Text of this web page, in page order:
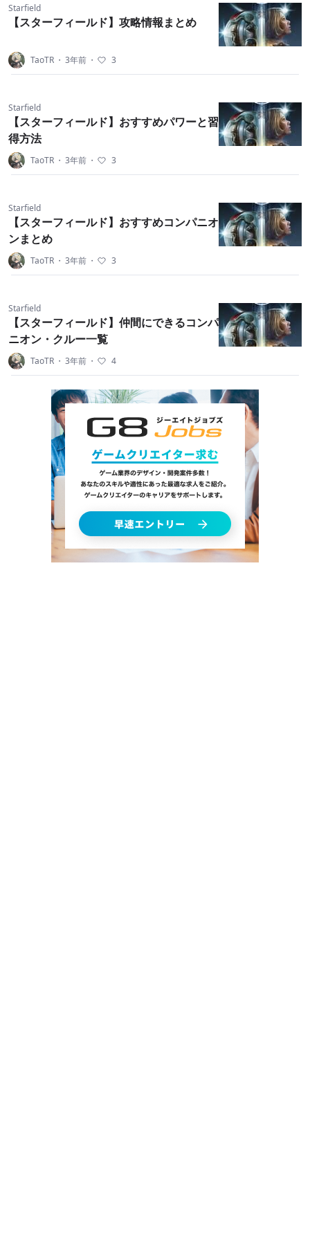
Starfield
【スターフィールド】攻略情報まとめ
TaoTR ・ 3年前 ・ 3
Starfield
【スターフィールド】おすすめパワーと習
得方法
TaoTR ・ 3年前 ・ 3
Starfield
【スターフィールド】おすすめコンパニオ
ンまとめ
TaoTR ・ 3年前 ・ 3
Starfield
【スターフィールド】仲間にできるコンパ
ニオン・クルー一覧
TaoTR ・ 3年前 ・ 4